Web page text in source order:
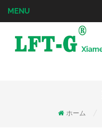
MENU
ホーム